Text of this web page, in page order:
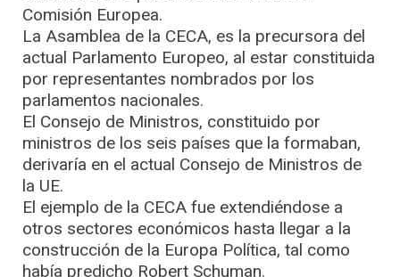
Comisión Europea.
La Asamblea de la CECA, es la precursora del
actual Parlamento Europeo, al estar constituida
por representantes nombrados por los
parlamentos nacionales.
El Consejo de Ministros, constituido por
ministros de los seis países que la formaban,
derivaría en el actual Consejo de Ministros de
la UE.
El ejemplo de la CECA fue extendiéndose a
otros sectores económicos hasta llegar a la
construcción de la Europa Política, tal como
había predicho Robert Schuman.